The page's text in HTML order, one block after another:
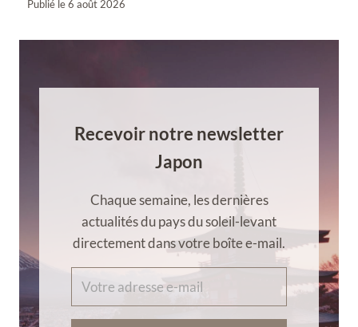
Publié le6 août 2026
Recevoir notre newsletter
Japon
Chaque semaine, les dernières
actualités du pays du soleil-levant
directement dans votre boîte e-mail.